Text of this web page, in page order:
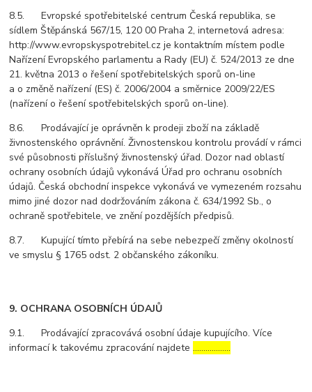
8.5. Evropské spotřebitelské centrum Česká republika, se
sídlem Štěpánská 567/15, 120 00 Praha 2, internetová adresa:
http://www.evropskyspotrebitel.cz je kontaktním místem podle
Nařízení Evropského parlamentu a Rady (EU) č. 524/2013 ze dne
21. května 2013 o řešení spotřebitelských sporů on-line
a o změně nařízení (ES) č. 2006/2004 a směrnice 2009/22/ES
(nařízení o řešení spotřebitelských sporů on-line).
8.6. Prodávající je oprávněn k prodeji zboží na základě
živnostenského oprávnění. Živnostenskou kontrolu provádí v rámci
své působnosti příslušný živnostenský úřad. Dozor nad oblastí
ochrany osobních údajů vykonává Úřad pro ochranu osobních
údajů. Česká obchodní inspekce vykonává ve vymezeném rozsahu
mimo jiné dozor nad dodržováním zákona č. 634/1992 Sb., o
ochraně spotřebitele, ve znění pozdějších předpisů.
8.7. Kupující tímto přebírá na sebe nebezpečí změny okolností
ve smyslu § 1765 odst. 2 občanského zákoníku.
9. OCHRANA OSOBNÍCH ÚDAJŮ
9.1. Prodávající zpracovává osobní údaje kupujícího. Více
informací k takovému zpracování najdete………………